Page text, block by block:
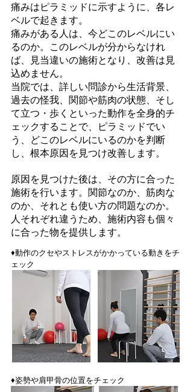
痛みはピラミッドに示すように、各レ
ベルで起きます。
痛みがある人は、今どこのレベルにい
るのか。このレベルが分からなけれ
ば、見当違いの施術となり、改善は見
込めません。
当院では、詳しい問診から生活背景、
過去の怪我、関節や筋肉の状態、そし
て立つ・歩くといった動作を全身的チ
ェックすることで、ピラミッドでい
う、どこのレベルにいるのかを判断
し、根本原因を見つけ改善します。
原因を見つけた後は、その方に合った
施術を行います。関節なのか、筋肉な
のか、それとも使い方の問題なのか。
人それぞれ違うため、施術内容も個々
に合った物を提供します。
​♦動作のクセやストレスがかかっている動きをチ
ェック
​♦姿勢や肩甲骨の位置をチェック